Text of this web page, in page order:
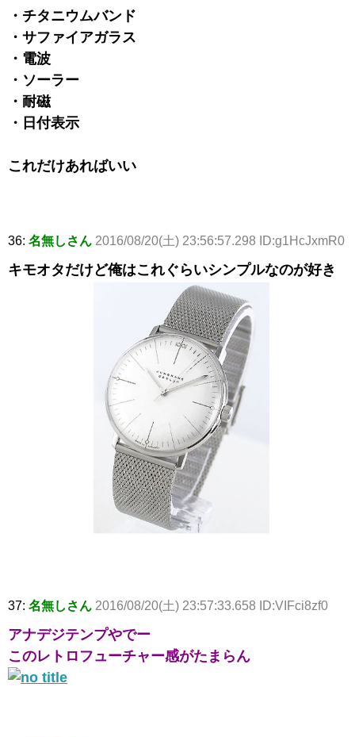
・チタニウムバンド
・サファイアガラス
・電波
・ソーラー
・耐磁
・日付表示
これだけあればいい
36: 名無しさん 2016/08/20(土) 23:56:57.298 ID:g1HcJxmR0
キモオタだけど俺はこれぐらいシンプルなのが好き
37: 名無しさん 2016/08/20(土) 23:57:33.658 ID:VIFci8zf0
アナデジテンプやでー
このレトロフューチャー感がたまらん